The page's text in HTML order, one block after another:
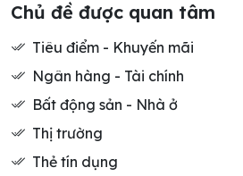
Chủ đề được quan tâm
Tiêu điểm - Khuyến mãi
Ngân hàng - Tài chính
Bất động sản - Nhà ở
Thị trường
Thẻ tín dụng